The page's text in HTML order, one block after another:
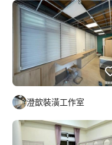
澄歆裝潢工作室